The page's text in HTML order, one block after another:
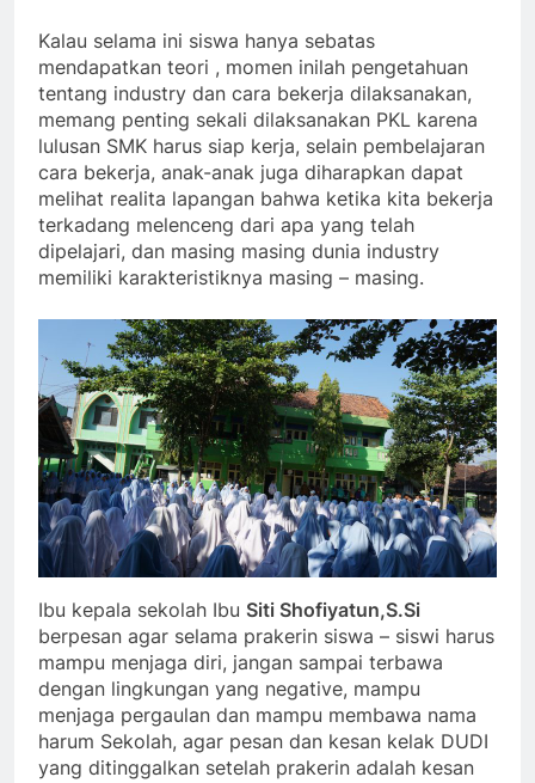
Kalau selama ini siswa hanya sebatas
mendapatkan teori , momen inilah pengetahuan
tentang industry dan cara bekerja dilaksanakan,
memang penting sekali dilaksanakan PKL karena
lulusan SMK harus siap kerja, selain pembelajaran
cara bekerja, anak-anak juga diharapkan dapat
melihat realita lapangan bahwa ketika kita bekerja
terkadang melenceng dari apa yang telah
dipelajari, dan masing masing dunia industry
memiliki karakteristiknya masing – masing.
Ibu kepala sekolah Ibu Siti Shofiyatun,S.Si
berpesan agar selama prakerin siswa – siswi harus
mampu menjaga diri, jangan sampai terbawa
dengan lingkungan yang negative, mampu
menjaga pergaulan dan mampu membawa nama
harum Sekolah, agar pesan dan kesan kelak DUDI
yang ditinggalkan setelah prakerin adalah kesan